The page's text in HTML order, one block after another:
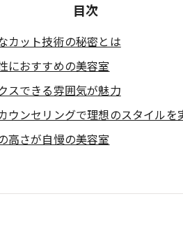
目次
カット技術の秘密とは
におすすめの美容室
スできる雰囲気が魅力
ウンセリングで理想のスタイルを
高さが自慢の美容室